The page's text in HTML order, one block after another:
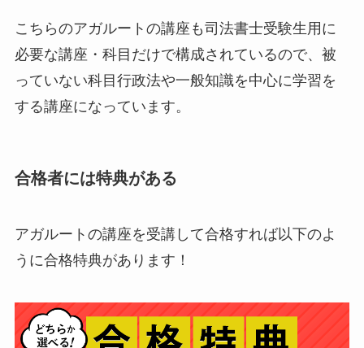
こちらのアガルートの講座も司法書士受験生用に
必要な講座・科目だけで構成されているので、被
っていない科目行政法や一般知識を中心に学習を
する講座になっています。
合格者には特典がある
アガルートの講座を受講して合格すれば以下のよ
うに合格特典があります！